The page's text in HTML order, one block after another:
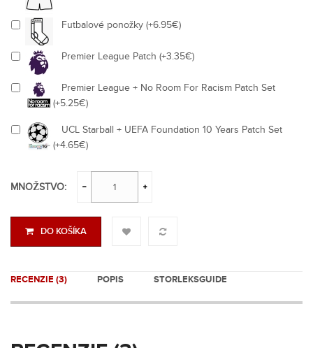
Futbalové ponožky (+6.95€)
Premier League Patch (+3.35€)
Premier League + No Room For Racism Patch Set
(+5.25€)
UCL Starball + UEFA Foundation 10 Years Patch Set
(+4.65€)
MNOŽSTVO:
DO KOŠÍKA
RECENZIE (3) POPIS STORLEKSGUIDE